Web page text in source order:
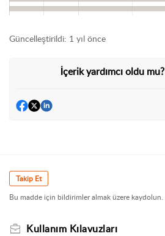
Güncelleştirildi: 1 yıl önce
İçerik yardımcı oldu mu?
Takip Et
Bu madde için bildirimler almak üzere kaydolun.
Kullanım Kılavuzları